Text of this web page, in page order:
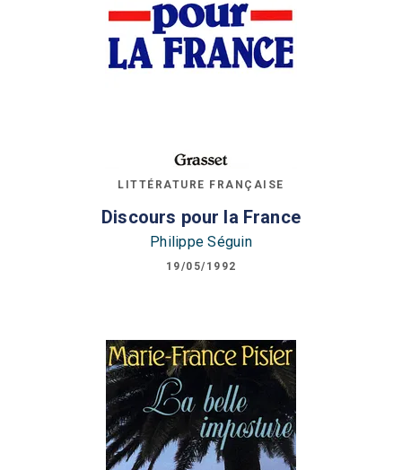
LITTÉRATURE FRANÇAISE
Discours pour la France
Philippe Séguin
19/05/1992